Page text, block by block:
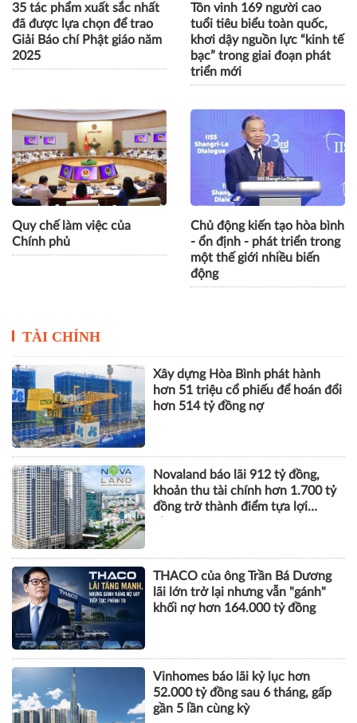
35 tác phẩm xuất sắc nhất
đã được lựa chọn để trao
Giải Báo chí Phật giáo năm
2025
Tôn vinh 169 người cao
tuổi tiêu biểu toàn quốc,
khơi dậy nguồn lực “kinh tế
bạc” trong giai đoạn phát
triển mới
Quy chế làm việc của
Chính phủ
Chủ động kiến tạo hòa bình
- ổn định - phát triển trong
một thế giới nhiều biến
động
TÀI CHÍNH
Xây dựng Hòa Bình phát hành
hơn 51 triệu cổ phiếu để hoán đổi
hơn 514 tỷ đồng nợ
Novaland báo lãi 912 tỷ đồng,
khoản thu tài chính hơn 1.700 tỷ
đồng trở thành điểm tựa lợi
THACO của ông Trần Bá Dương
lãi lớn trở lại nhưng vẫn "gánh"
khối nợ hơn 164.000 tỷ đồng
Vinhomes báo lãi kỷ lục hơn
52.000 tỷ đồng sau 6 tháng, gấp
gần 5 lần cùng kỳ